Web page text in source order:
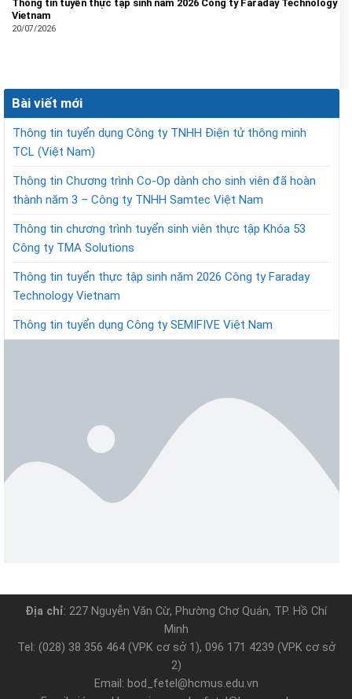
Thông tin tuyển thực tập sinh năm 2026 Công ty Faraday Technology
Vietnam
20/07/2026
Bài viết mới
Thông tin tuyển dụng Công ty TNHH Điện tử thông minh
TCL (Việt Nam)
Thông tin Chương trình Co-Op dành cho sinh viên đã hoàn
thành năm 3 – Công ty TNHH Samtec Việt Nam
Thông tin chương trình tuyển sinh viên thực tập Khóa 53
Công ty TMA Solutions
Thông tin tuyển thực tập sinh năm 2026 Công ty Faraday
Technology Vietnam
Thông tin tuyển dụng Công ty SEMIFIVE Việt Nam
Địa chỉ: 227 Nguyễn Văn Cừ, Phường Chợ Quán, TP. Hồ Chí
Minh
Tel: (028) 38 356 464 (VPK cơ sở 1), 096 171 4239 (VPK cơ sở
2)
Email: bod_fetel@hcmus.edu.vn